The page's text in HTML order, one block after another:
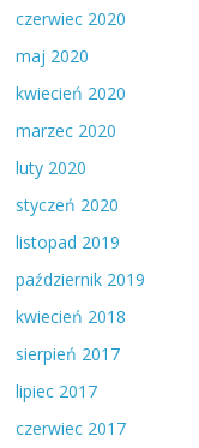
czerwiec 2020
maj 2020
kwiecień 2020
marzec 2020
luty 2020
styczeń 2020
listopad 2019
październik 2019
kwiecień 2018
sierpień 2017
lipiec 2017
czerwiec 2017